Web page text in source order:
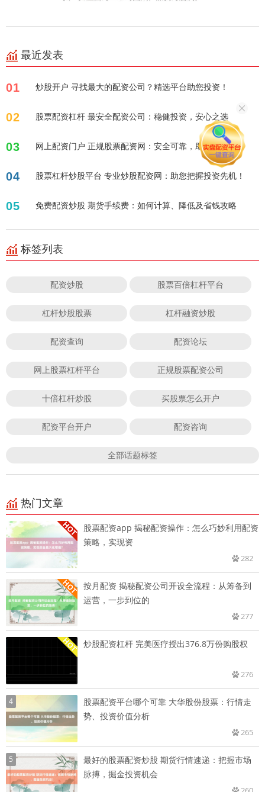
最近发表
01 炒股开户 寻找最大的配资公司？精选平台助您投资！
02 股票配资杠杆 最安全配资公司：稳健投资，安心之选
03 网上配资门户 正规股票配资网：安全可靠，助您投资！
04 股票杠杆炒股平台 专业炒股配资网：助您把握投资先机！
05 免费配资炒股 期货手续费：如何计算、降低及省钱攻略
标签列表
配资炒股 股票百倍杠杆平台
杠杆炒股股票 杠杆融资炒股
配资查询 配资论坛
网上股票杠杆平台 正规股票配资公司
十倍杠杆炒股 买股票怎么开户
配资平台开户 配资咨询
全部话题标签
热门文章
股票配资app 揭秘配资操作：怎么巧妙利用配资
策略，实现资
282
按月配资 揭秘配资公司开设全流程：从筹备到
运营，一步到位的
277
炒股配资杠杆 完美医疗授出376.8万份购股权
276
4
股票配资平台哪个可靠 大华股份股票：行情走
势、投资价值分析
265
5
最好的股票配资炒股 期货行情速递：把握市场
脉搏，掘金投资机会